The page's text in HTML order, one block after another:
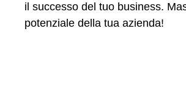
il successo del tuo business.
potenziale della tua azienda!